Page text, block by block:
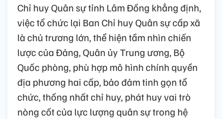
Chỉ huy Quân sự tỉnh Lâm Đồng khẳng định,
việc tổ chức lại Ban Chỉ huy Quân sự cấp xã
là chủ trương lớn, thể hiện tầm nhìn chiến
lược của Đảng, Quân ủy Trung ương, Bộ
Quốc phòng, phù hợp mô hình chính quyền
địa phương hai cấp, bảo đảm tinh gọn tổ
chức, thống nhất chỉ huy, phát huy vai trò
nòng cốt của lực lượng quân sự trong hệ